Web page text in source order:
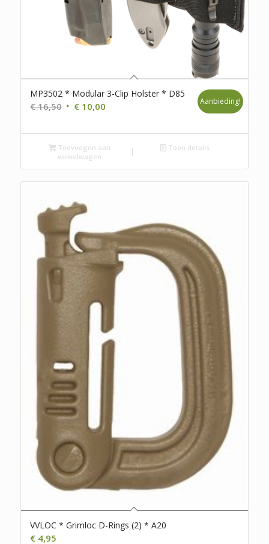
MP3502 * Modular 3-Clip Holster * D85
€16,50 Oorspronkelijke
was:
€ 16,50.
€10,00Huidige
is:
€ 10,00.
Aanbieding!
Toevoegen aan
winkelwagen
Toon details
VVLOC * Grimloc D-Rings (2) * A20
€4,95